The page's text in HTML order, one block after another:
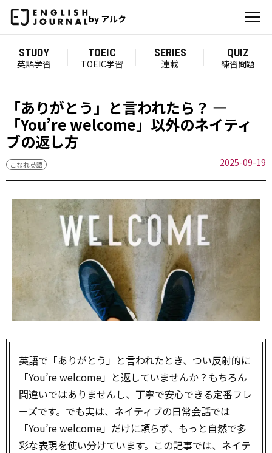
by アルク
STUDY
英語学習
TOEIC
TOEIC学習
SERIES
連載
QUIZ
練習問題
「ありがとう」と言われたら？ ―
「You’re welcome」以外のネイティ
ブの返し方
こなれ英語 2025-09-19
英語で「ありがとう」と言われたとき、つい反射的に
「You’re welcome」と返していませんか？もちろん
間違いではありませんし、丁寧で安心できる定番フレ
ーズです。でも実は、ネイティブの日常会話では
「You’re welcome」だけに頼らず、もっと自然で多
彩な表現を使い分けています。この記事では、ネイテ